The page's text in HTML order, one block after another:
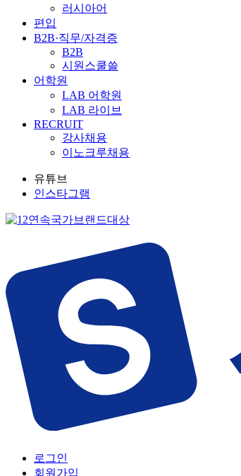
러시아어
편입
B2B·직무/자격증
B2B
시원스쿨쓸
어학원
LAB 어학원
LAB 라이브
RECRUIT
강사채용
이노크루채용
유튜브
인스타그램
로그인
회원가입